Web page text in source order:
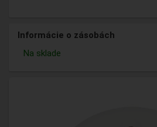
Informácie o zásobách
Na sklade